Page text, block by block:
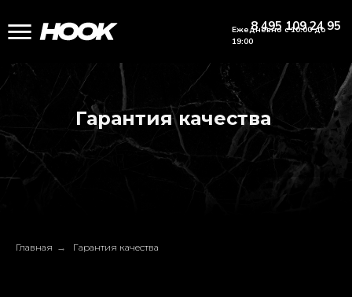
8 495 109 24 95
Ежедневно с 10:00 до
19:00
Гарантия качества
Главная → Гарантия качества